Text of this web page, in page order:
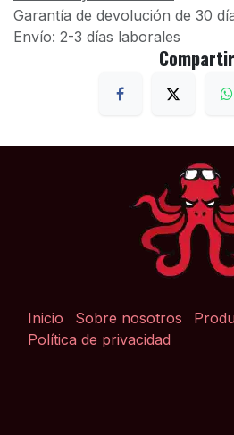
Garantía de devolución de 30
Envío: 2-3 días laborales
Compartir
Inicio Sobre nosotros
Política de privacidad